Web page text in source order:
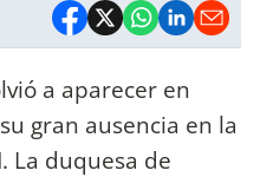
a aparecer en
gran ausencia en la
. La duquesa de